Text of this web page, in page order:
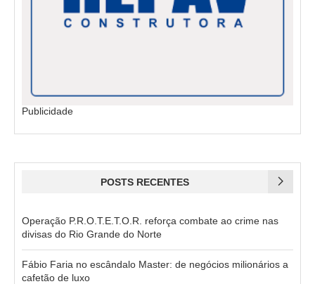
Publicidade
POSTS RECENTES
Operação P.R.O.T.E.T.O.R. reforça combate ao crime nas
divisas do Rio Grande do Norte
Fábio Faria no escândalo Master: de negócios milionários a
cafetão de luxo